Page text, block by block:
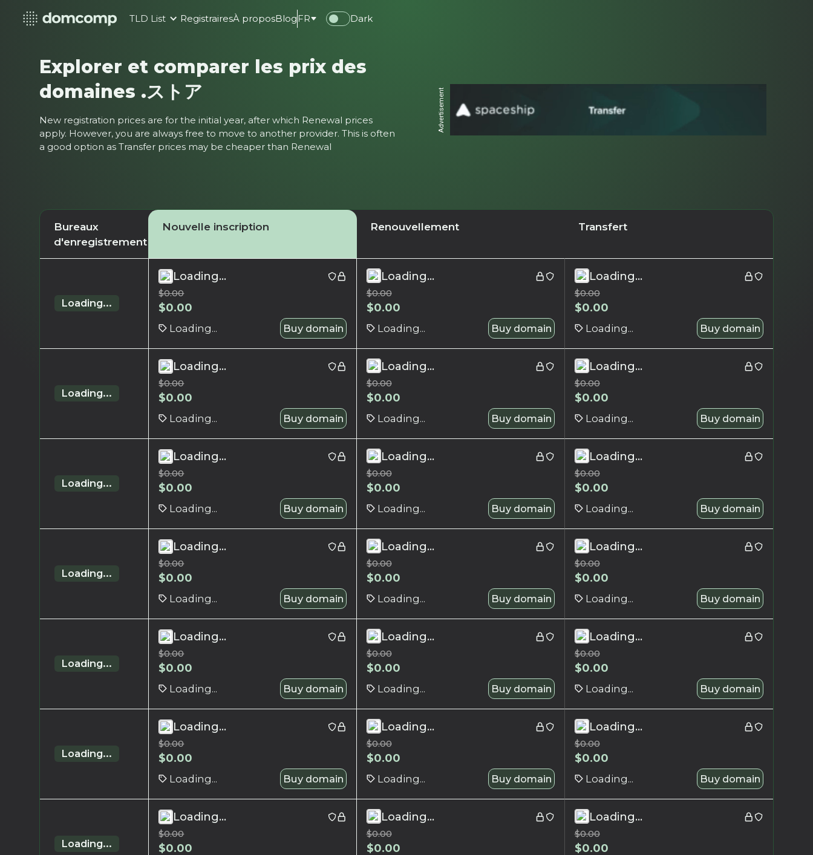
TLD List RegistrairesÀ proposBlog FR Dark
Explorer et comparer les prix des
domaines .ストア
New registration prices are for the initial year, after which Renewal prices
apply. However, you are always free to move to another provider. This is often
a good option as Transfer prices may be cheaper than Renewal
Advertisement
Bureaux
d'enregistrement
Nouvelle inscription Renouvellement Transfert
Loading...
Loading...
$0.00
$0.00
Loading... Buy domain
Loading...
$0.00
$0.00
Loading... Buy domain
Loading...
$0.00
$0.00
Loading... Buy domain
Loading...
Loading...
$0.00
$0.00
Loading... Buy domain
Loading...
$0.00
$0.00
Loading... Buy domain
Loading...
$0.00
$0.00
Loading... Buy domain
Loading...
Loading...
$0.00
$0.00
Loading... Buy domain
Loading...
$0.00
$0.00
Loading... Buy domain
Loading...
$0.00
$0.00
Loading... Buy domain
Loading...
Loading...
$0.00
$0.00
Loading... Buy domain
Loading...
$0.00
$0.00
Loading... Buy domain
Loading...
$0.00
$0.00
Loading... Buy domain
Loading...
Loading...
$0.00
$0.00
Loading... Buy domain
Loading...
$0.00
$0.00
Loading... Buy domain
Loading...
$0.00
$0.00
Loading... Buy domain
Loading...
Loading...
$0.00
$0.00
Loading... Buy domain
Loading...
$0.00
$0.00
Loading... Buy domain
Loading...
$0.00
$0.00
Loading... Buy domain
Loading...
Loading...
$0.00
$0.00
Loading...
$0.00
$0.00
Loading...
$0.00
$0.00